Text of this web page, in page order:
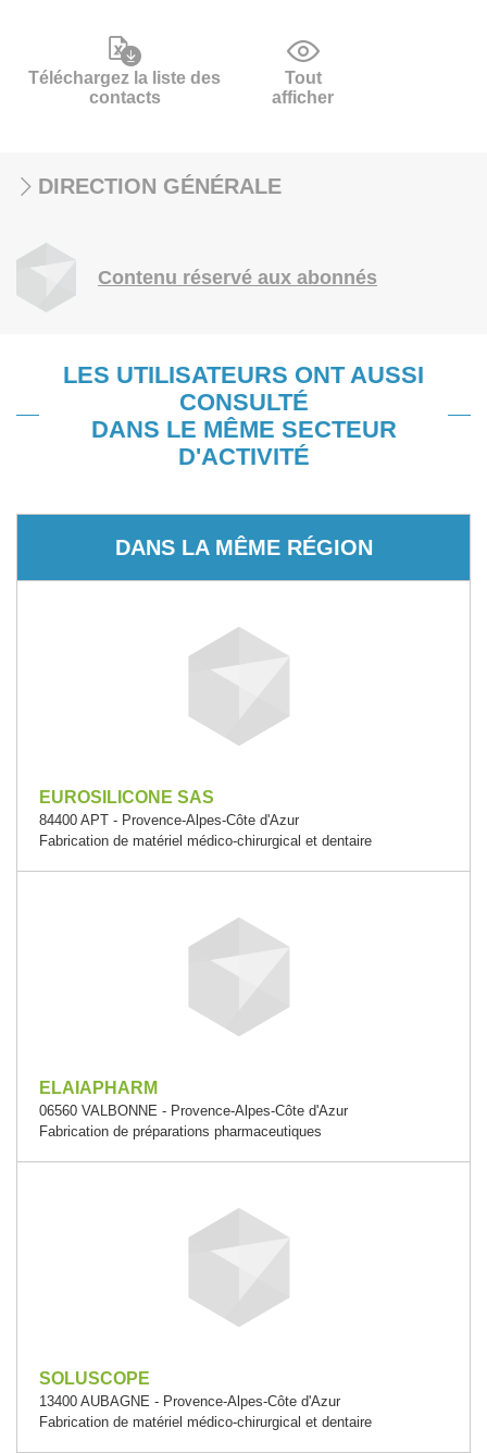
Téléchargez la liste des
contacts
Tout
afficher
DIRECTION GÉNÉRALE
Contenu réservé aux abonnés
LES UTILISATEURS ONT AUSSI
CONSULTÉ
DANS LE MÊME SECTEUR
D'ACTIVITÉ
DANS LA MÊME RÉGION
EUROSILICONE SAS
84400 APT - Provence-Alpes-Côte d'Azur
Fabrication de matériel médico-chirurgical et dentaire
ELAIAPHARM
06560 VALBONNE - Provence-Alpes-Côte d'Azur
Fabrication de préparations pharmaceutiques
SOLUSCOPE
13400 AUBAGNE - Provence-Alpes-Côte d'Azur
Fabrication de matériel médico-chirurgical et dentaire